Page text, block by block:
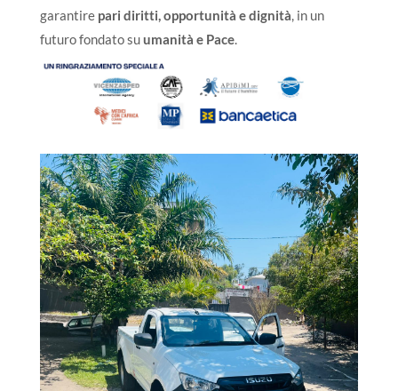
garantire pari diritti, opportunità e dignità, in un
futuro fondato suumanità e Pace.